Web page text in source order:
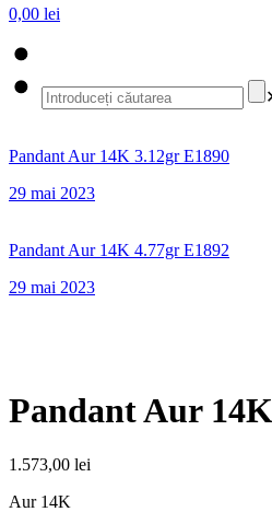
0,00 lei
Pandant Aur 14K 3.12gr E1890
29 mai 2023
Pandant Aur 14K 4.77gr E1892
29 mai 2023
Pandant Aur
1.573,00 lei
Aur 14K